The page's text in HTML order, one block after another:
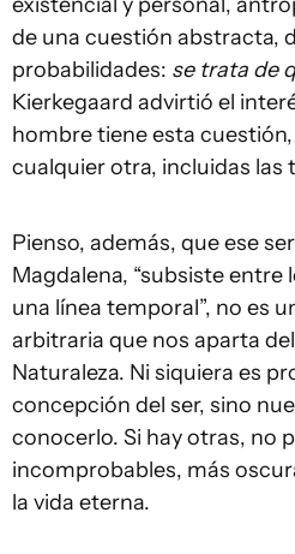
de una cuestión abstracta,
probabilidades: se trata de
Kierkegaard advirtió el
hombre tiene esta
cualquier otra, incluidas las
Pienso, además, que ese
Magdalena, “subsiste entre
una línea temporal”, no es
arbitraria que nos aparta
Naturaleza. Ni siquiera es
concepción del ser, sino
conocerlo. Si hay otras, no
incomprobables, más
la vida eterna.